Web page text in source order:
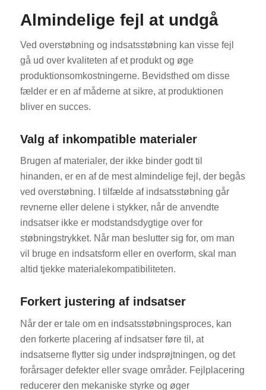
Almindelige fejl at undgå
Ved overstøbning og indsatsstøbning kan visse fejl
gå ud over kvaliteten af et produkt og øge
produktionsomkostningerne. Bevidsthed om disse
fælder er en af måderne at sikre, at produktionen
bliver en succes.
Valg af inkompatible materialer
Brugen af materialer, der ikke binder godt til
hinanden, er en af de mest almindelige fejl, der begås
ved overstøbning. I tilfælde af indsatsstøbning går
revnerne eller delene i stykker, når de anvendte
indsatser ikke er modstandsdygtige over for
støbningstrykket. Når man beslutter sig for, om man
vil bruge en indsatsform eller en overform, skal man
altid tjekke materialekompatibiliteten.
Forkert justering af indsatser
Når der er tale om en indsatsstøbningsproces, kan
den forkerte placering af indsatser føre til, at
indsatserne flytter sig under indsprøjtningen, og det
forårsager defekter eller svage områder. Fejlplacering
reducerer den mekaniske styrke og øger